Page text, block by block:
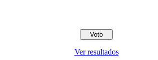
Ver resultados